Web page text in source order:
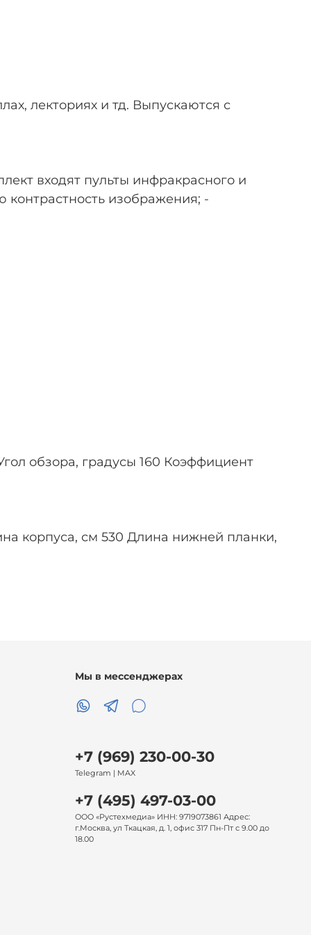
лекториях и тд. Выпускаются с
входят пульты инфракрасного и
изображения; -
обзора, градусы 160 Коэффициент
корпуса, см 530 Длина нижней планки,
Мы в мессенджерах
+7 (969) 230-00-30
Telegram | MAX
+7 (495) 497-03-00
ООО «Рустехмедиа» ИНН: 9719073861 Адрес:
г.Москва, ул Ткацкая, д. 1, офис 317 Пн-Пт с 9.00 до
18.00